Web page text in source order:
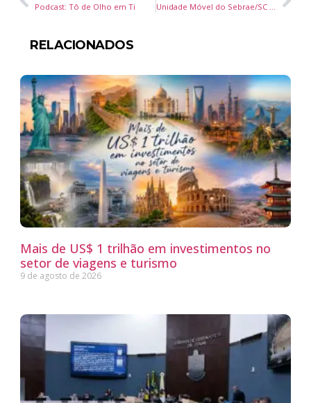
Podcast: Tô de Olho em Ti Unidade Móvel do Sebrae/SC oferece atendimento gratuito em municípios da Foz do Rio Itajaí
RELACIONADOS
Mais de US$ 1 trilhão em investimentos no
setor de viagens e turismo
9 de agosto de 2026